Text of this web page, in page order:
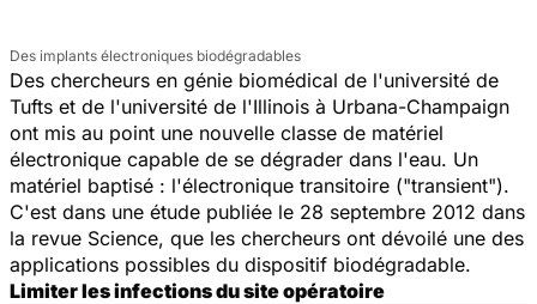
Des implants électroniques biodégradables
Des chercheurs en génie biomédical de l'université de
Tufts et de l'université de l'Illinois à Urbana-Champaign
ont mis au point une nouvelle classe de matériel
électronique capable de se dégrader dans l'eau. Un
matériel baptisé : l'électronique transitoire ("transient").
C'est dans une étude publiée le 28 septembre 2012 dans
la revue Science, que les chercheurs ont dévoilé une des
applications possibles du dispositif biodégradable.
Limiter les infections du site opératoire